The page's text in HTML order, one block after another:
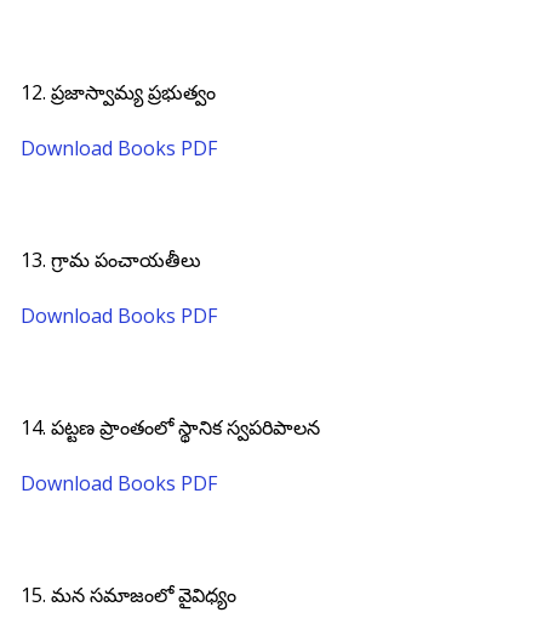
12. ప్రజాస్వామ్య ప్రభుత్వం
Download Books PDF
13. గ్రామ పంచాయతీలు
Download Books PDF
14. పట్టణ ప్రాంతంలో స్థానిక స్వపరిపాలన
Download Books PDF
15. మన సమాజంలో వైవిధ్యం